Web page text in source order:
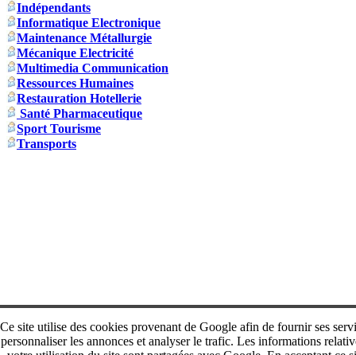
Indépendants
Informatique Electronique
Maintenance Métallurgie
Mécanique Electricité
Multimedia Communication
Ressources Humaines
Restauration Hotellerie
Santé Pharmaceutique
Sport Tourisme
Transports
Ce site utilise des cookies provenant de Google afin de fournir ses
personnaliser les annonces et analyser le trafic. Les informations